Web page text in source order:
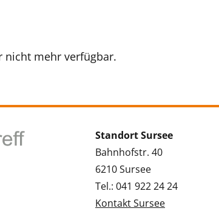
nicht mehr verfügbar.
Standort Sursee
Bahnhofstr. 40
6210 Sursee
Tel.: 041 922 24 24
Kontakt Sursee